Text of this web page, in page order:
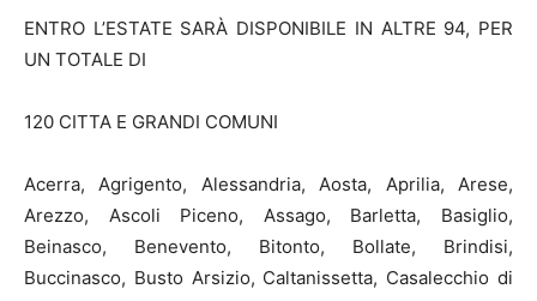
ENTRO L’ESTATE SARÀ DISPONIBILE IN ALTRE 94, PER
UN TOTALE DI
120 CITTA E GRANDI COMUNI
Acerra, Agrigento, Alessandria, Aosta, Aprilia, Arese,
Arezzo, Ascoli Piceno, Assago, Barletta, Basiglio,
Beinasco, Benevento, Bitonto, Bollate, Brindisi,
Buccinasco, Busto Arsizio, Caltanissetta, Casalecchio di